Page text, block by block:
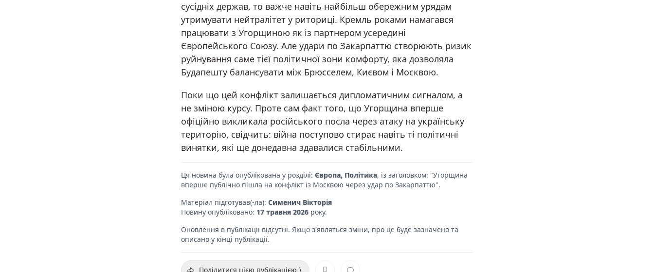
сусідніх держав, то важче навіть найбільш обережним урядам
утримувати нейтралітет у риториці. Кремль роками намагався
працювати з Угорщиною як із партнером усередині
Європейського Союзу. Але удари по Закарпаттю створюють ризик
руйнування саме тієї політичної зони комфорту, яка дозволяла
Будапешту балансувати між Брюсселем, Києвом і Москвою.
Поки що цей конфлікт залишається дипломатичним сигналом, а
не зміною курсу. Проте сам факт того, що Угорщина вперше
офіційно викликала російського посла через атаку на українську
територію, свідчить: війна поступово стирає навіть ті політичні
винятки, які ще донедавна здавалися стабільними.
Ця новина була опублікована у розділі: Європа, Політика, із заголовком: "Угорщина
вперше публічно пішла на конфлікт із Москвою через удар по Закарпаттю".
Матеріал підготував(-ла): Сименич Вікторія
Новину опубліковано: 17 травня 2026року.
Оновлення в публікації відсутні. Якщо з'являться зміни, про це буде зазначено та
описано у кінці публікації.
Поділитися цією публікацією ⟩